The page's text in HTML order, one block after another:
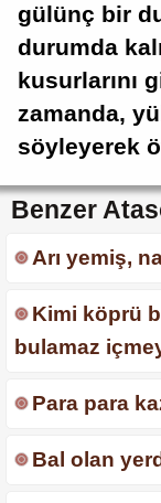
gülünç bir
durumda
kusurlarını
zamanda,
söyleyerek
Benzer
Arı yemiş,
Kimi köprü
bulamaz
Para para
Bal olan